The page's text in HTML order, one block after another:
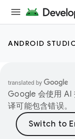
ANDROID
Google 会使用 AI
译可能包含错误。